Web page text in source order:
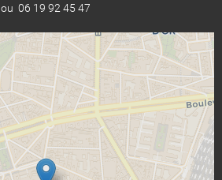
ou 06 19 92 45 47